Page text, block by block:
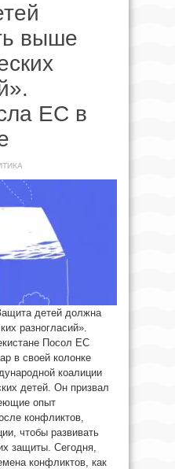
выше
ЕС в
детей должна
разногласий».
Посол ЕС
в своей колонке
коалиции
детей. Он призвал
опыт
конфликтов,
чтобы развивать
защиты. Сегодня,
конфликтов, как